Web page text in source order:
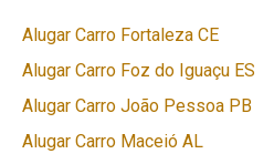
Alugar Carro Fortaleza CE
Alugar Carro Foz do Iguaçu ES
Alugar Carro João Pessoa PB
Alugar Carro Maceió AL